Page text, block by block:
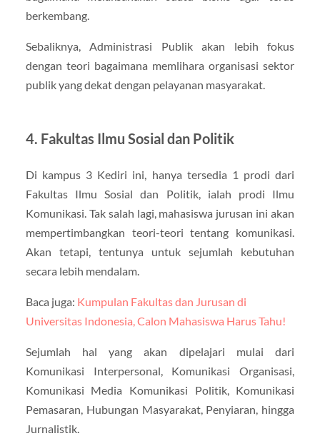
berkembang.
Sebaliknya, Administrasi Publik akan lebih fokus
dengan teori bagaimana memlihara organisasi sektor
publik yang dekat dengan pelayanan masyarakat.
4. Fakultas Ilmu Sosial dan Politik
Di kampus 3 Kediri ini, hanya tersedia 1 prodi dari
Fakultas Ilmu Sosial dan Politik, ialah prodi Ilmu
Komunikasi. Tak salah lagi, mahasiswa jurusan ini akan
mempertimbangkan teori-teori tentang komunikasi.
Akan tetapi, tentunya untuk sejumlah kebutuhan
secara lebih mendalam.
Baca juga: Kumpulan Fakultas dan Jurusan di
Universitas Indonesia, Calon Mahasiswa Harus Tahu!
Sejumlah hal yang akan dipelajari mulai dari
Komunikasi Interpersonal, Komunikasi Organisasi,
Komunikasi Media Komunikasi Politik, Komunikasi
Pemasaran, Hubungan Masyarakat, Penyiaran, hingga
Jurnalistik.